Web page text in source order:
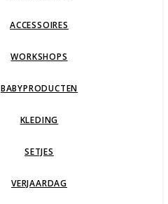
ACCESSOIRES
WORKSHOPS
BABYPRODUCTEN
KLEDING
SETJES
VERJAARDAG